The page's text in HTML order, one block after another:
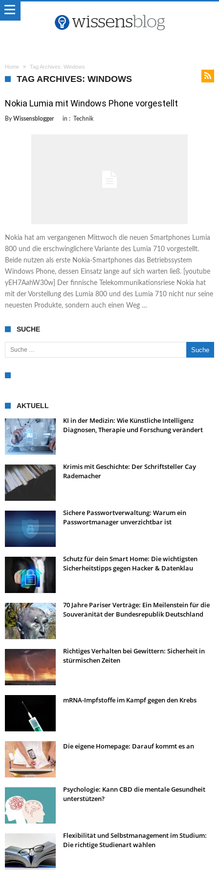
Home Tag Archives: Windows
TAG ARCHIVES: WINDOWS
Nokia Lumia mit Windows Phone vorgestellt
By Wissensblogger in : Technik
Nokia hat am vergangenen Mittwoch die neuen Smartphones Lumia
800 und die erschwinglichere Variante des Lumia 710 vorgestellt.
Beide nutzen als erste Nokia-Smartphones das Betriebssystem
Windows Phone, dessen Einsatz lange auf sich warten ließ. [youtube
yEH7AahW30w] Der finnische Telekommunikationsriese Nokia hat
mit der Vorstellung des Lumia 800 und des Lumia 710 nicht nur seine
neuesten Produkte, sondern auch einen Weg …
SUCHE
Suche nach:
AKTUELL
KI in der Medizin: Wie Künstliche Intelligenz
Diagnosen, Therapie und Forschung verändert
Krimis mit Geschichte: Der Schriftsteller Cay
Rademacher
Sichere Passwortverwaltung: Warum ein
Passwortmanager unverzichtbar ist
Schutz für dein Smart Home: Die wichtigsten
Sicherheitstipps gegen Hacker & Datenklau
70 Jahre Pariser Verträge: Ein Meilenstein für die
Souveränität der Bundesrepublik Deutschland
Richtiges Verhalten bei Gewittern: Sicherheit in
stürmischen Zeiten
mRNA-Impfstoffe im Kampf gegen den Krebs
Die eigene Homepage: Darauf kommt es an
Psychologie: Kann CBD die mentale Gesundheit
unterstützen?
Flexibilität und Selbstmanagement im Studium:
Die richtige Studienart wählen